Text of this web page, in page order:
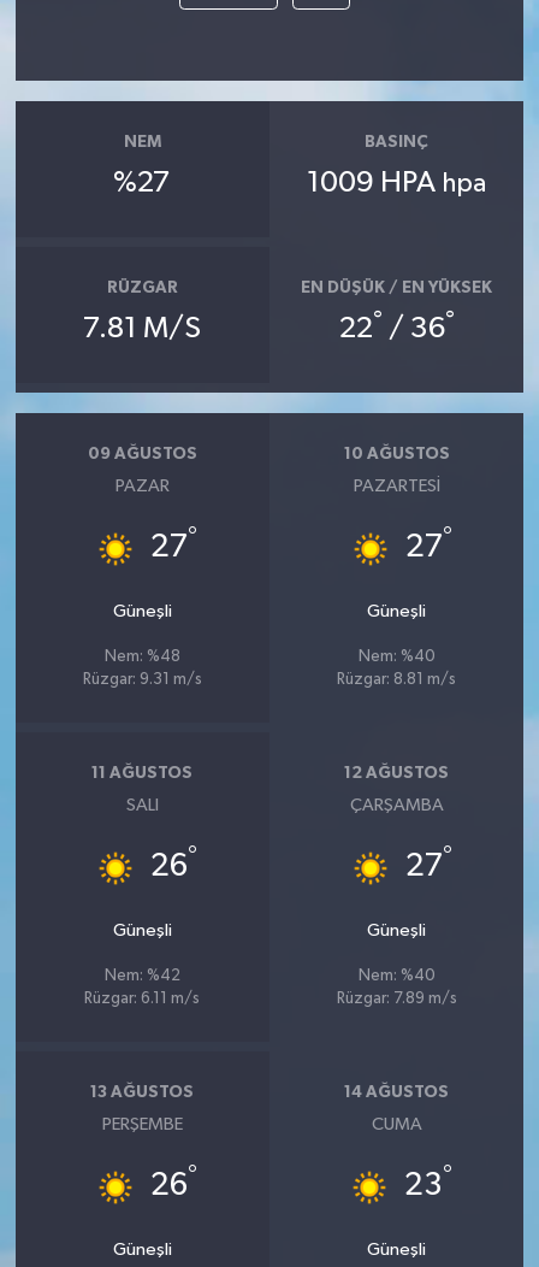
NEM
%27
BASINÇ
1009 HPA hpa
RÜZGAR
7.81 M/S
EN DÜŞÜK / EN YÜKSEK
22° / 36°
09 AĞUSTOS
PAZAR
27°
Güneşli
Nem: %48
Rüzgar: 9.31 m/s
10 AĞUSTOS
PAZARTESI
27°
Güneşli
Nem: %40
Rüzgar: 8.81 m/s
11 AĞUSTOS
SALI
26°
Güneşli
Nem: %42
Rüzgar: 6.11 m/s
12 AĞUSTOS
ÇARŞAMBA
27°
Güneşli
Nem: %40
Rüzgar: 7.89 m/s
13 AĞUSTOS
PERŞEMBE
26°
Güneşli
14 AĞUSTOS
CUMA
23°
Güneşli